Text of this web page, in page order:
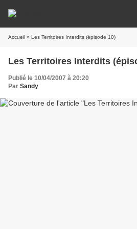
Accueil » Les Territoires Interdits (épisode 10)
Les Territoires Interdits
Publié le 10/04/2007 à 20:20
Par Sandy